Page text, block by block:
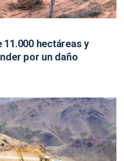
hectáreas y
por un daño